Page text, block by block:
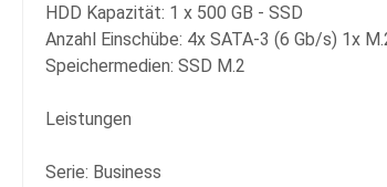
HDD Kapazität: 1 x 500 GB - SSD
Anzahl Einschübe: 4x SATA-3 (6 Gb/s) 1x
Speichermedien: SSD M.2
Leistungen
Serie: Business